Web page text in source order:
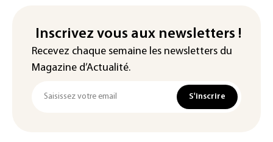
Inscrivez vous aux newsletters !
Recevez chaque semaine les newsletters du
Magazine d’Actualité.
S'inscrire